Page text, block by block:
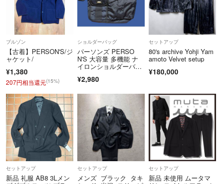
ブルゾン
【古着】PERSON'S/ジ
ャケット/
¥1,380
207円相当還元(15%)
ショルダーバッグ
パーソンズ PERSO
N'S 大容量 多機能 ナ
イロンショルダーバッ
¥2,980
セットアップ
80's archive Yohji Yam
amoto Velvet setup
¥180,000
セットアップ
新品 礼服 AB8 3Lメン
セットアップ
メンズ ブラック タキ
セットアップ
新品 未使用 ムータマ